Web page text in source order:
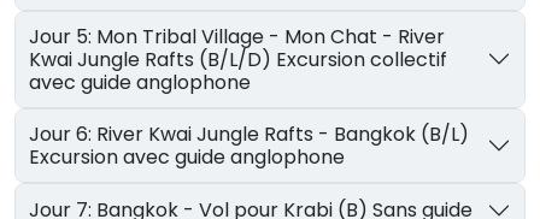
Jour 5: Mon Tribal Village - Mon Chat - River
Kwai Jungle Rafts (B/L/D) Excursion collectif
avec guide anglophone
Jour 6: River Kwai Jungle Rafts - Bangkok (B/L)
Excursion avec guide anglophone
Jour 7: Bangkok - Vol pour Krabi (B) Sans guide